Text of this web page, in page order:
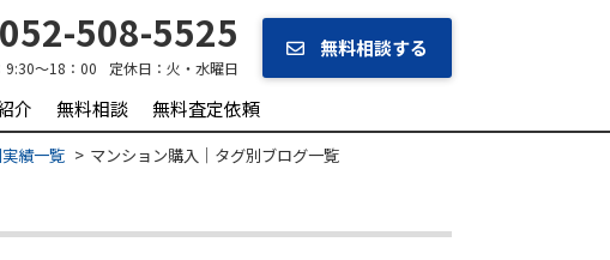
052-508-5525
9:30～18：00 定休日： 火・水曜日
無料相談する
介 無料相談 無料査定依頼
績一覧 マンション購入｜タグ別ブログ一覧